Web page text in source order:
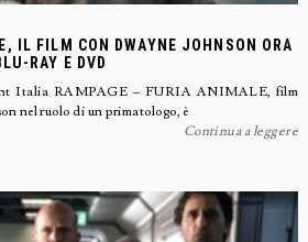
IL FILM CON DWAYNE JOHNSON ORA
RAY E DVD
Italia RAMPAGE – FURIA ANIMALE, film
nel ruolo di un primatologo, è
Continua a leggere